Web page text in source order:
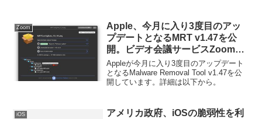
Zoom
Apple、今月に入り3度目のアッ
プデートとなるMRT v1.47を公
開。ビデオ会議サービスZoomと
同じくユーザーの許可なしにMac
内にWebサーバーを立てるアプリ
3つを追加。
Appleが今月に入り3度目のアップデート
となるMalware Removal Tool v1.47を公
開しています。詳細は以下から。
iOS
アメリカ政府、iOSの脆弱性を利